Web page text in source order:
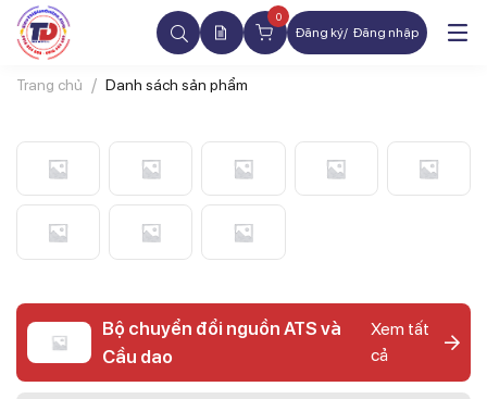
0
Đăng ký Đăng nhập
Trang chủ Danh sách sản phẩm
Bộ chuyển đổi nguồn ATS và
Cầu dao
Xem tất
cả